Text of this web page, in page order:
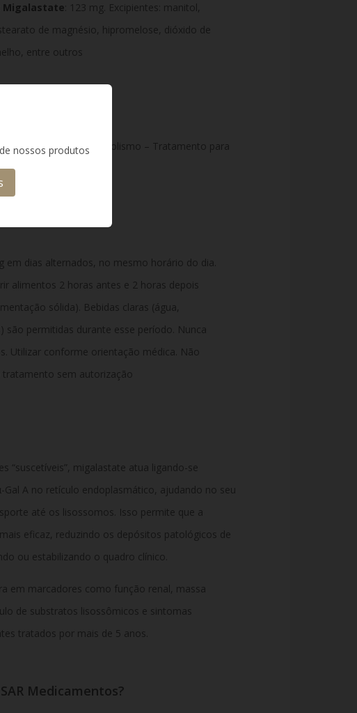
Migalastate : 123 mg. Excipientes: manitol,
de magnésio, hipromelose, dióxido de
entre outros
digestivo e metabolismo – Tratamento para
em dias alternados, no mesmo horário do dia.
alimentos 2 horas antes e 2 horas depois
sólida). Bebidas claras (água,
são permitidas durante esse período. Nunca
Utilizar conforme orientação médica. Não
sem autorização
“suscetíveis”, migalastate atua ligando-se
Gal A no retículo endoplasmático, ajudando no seu
até os lisossomos. Isso permite que a
eficaz, reduzindo os depósitos patológicos de
ou estabilizando o quadro clínico.
em marcadores como função renal, massa
de substratos lisossômicos e sintomas
tratados por mais de 5 anos.
Medicamentos?
nossos produtos